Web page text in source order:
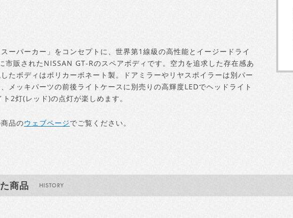
ーパーカー」をコンセプトに、世界第1線級の高性能とイージードライ
市販されたNISSAN GT-Rのスペアボディです。空力を追求した存在感あ
たボディはポリカーボネート製。ドアミラーやリヤスポイラーは別パー
メッキパーツの前後ライトケースに別売りの高輝度LEDでヘッドライト
2灯(レッド)の点灯が楽しめます。
品のウェブページでご覧ください。
商品